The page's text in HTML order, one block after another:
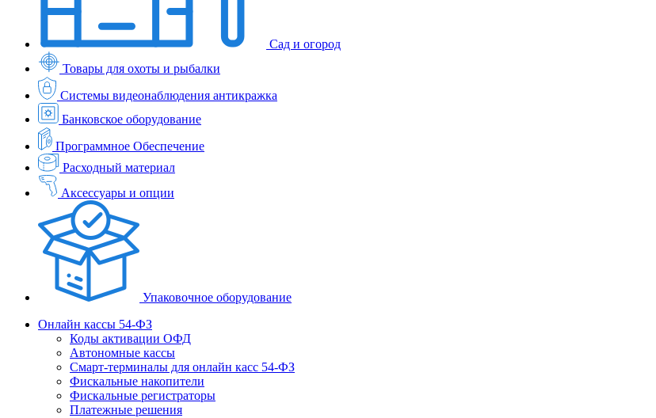
Сад и огород
Товары для охоты и рыбалки
Системы видеонаблюдения антикражка
Банковское оборудование
Программное Обеспечение
Расходный материал
Аксессуары и опции
Упаковочное оборудование
Онлайн кассы 54-ФЗ
Коды активации ОФД
Автономные кассы
Смарт-терминалы для онлайн касс 54-ФЗ
Фискальные накопители
Фискальные регистраторы
Платежные решения